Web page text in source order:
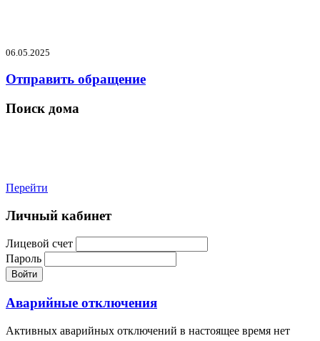
06.05.2025
Отправить обращение
Поиск дома
Перейти
Личный кабинет
Лицевой счет
Пароль
Войти
Аварийные отключения
Активных аварийных отключений в настоящее время нет